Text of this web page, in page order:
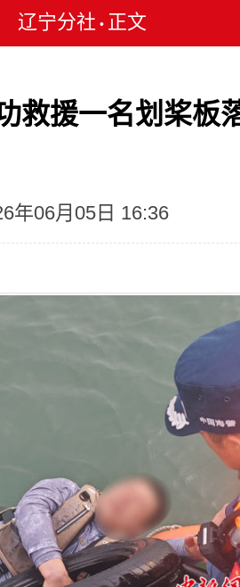
辽宁分社 • 正文
救援一名划桨板
年06月05日 16:36